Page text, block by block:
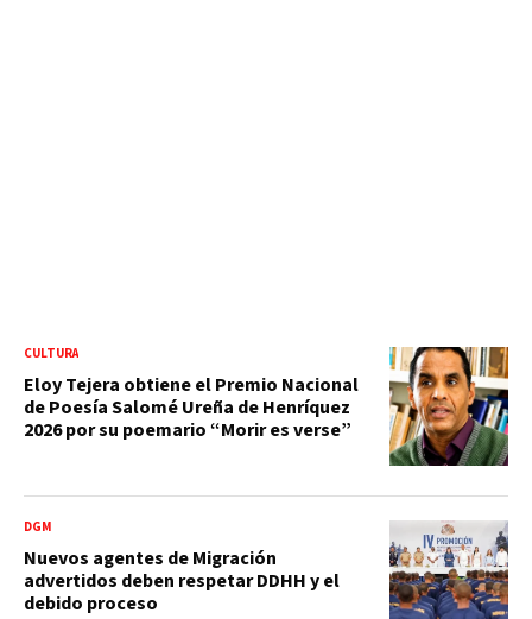
CULTURA
Eloy Tejera obtiene el Premio Nacional
de Poesía Salomé Ureña de Henríquez
2026 por su poemario “Morir es verse”
DGM
Nuevos agentes de Migración
advertidos deben respetar DDHH y el
debido proceso